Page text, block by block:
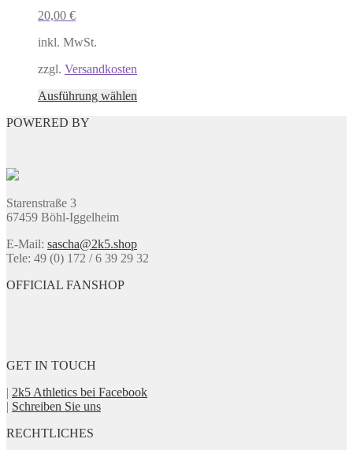
der
gewählt
20,00 €
inkl. MwSt.
zzgl. Versandkosten
Ausführung wählen
Produktseite
gewählt
POWERED BY
Starenstraße 3
67459 Böhl-Iggelheim
E-Mail: sascha@2k5.shop
Tele: 49 (0) 172 / 6 39 29 32
OFFICIAL FANSHOP
GET IN TOUCH
| 2k5 Athletics bei Facebook
| Schreiben Sie uns
RECHTLICHES